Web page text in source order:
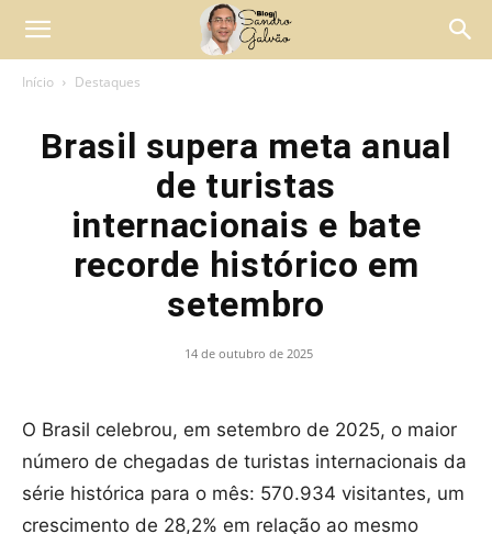
Início Destaques
Brasil supera meta anual
de turistas
internacionais e bate
recorde histórico em
setembro
14 de outubro de 2025
O Brasil celebrou, em setembro de 2025, o maior
número de chegadas de turistas internacionais da
série histórica para o mês: 570.934 visitantes, um
crescimento de 28,2% em relação ao mesmo